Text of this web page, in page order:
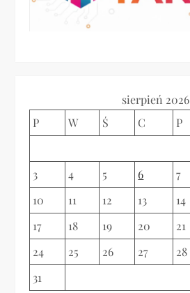
i
s
u
sierpień 2026
P
W Ś C P
3
4 5 6 7
10
11 12 13 14
17
18 19 20 21
24
25 26 27 28
31